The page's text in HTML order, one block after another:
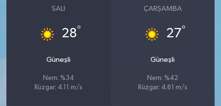
SALI
28°
Güneşli
Nem: %34
Rüzgar: 4.11 m/s
ÇARŞAMBA
27°
Güneşli
Nem: %42
Rüzgar: 4.61 m/s